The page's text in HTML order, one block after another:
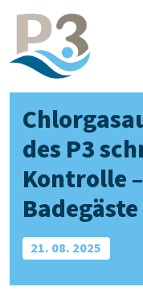
des P3
Kontrolle
Badegäste
21. 08. 2025